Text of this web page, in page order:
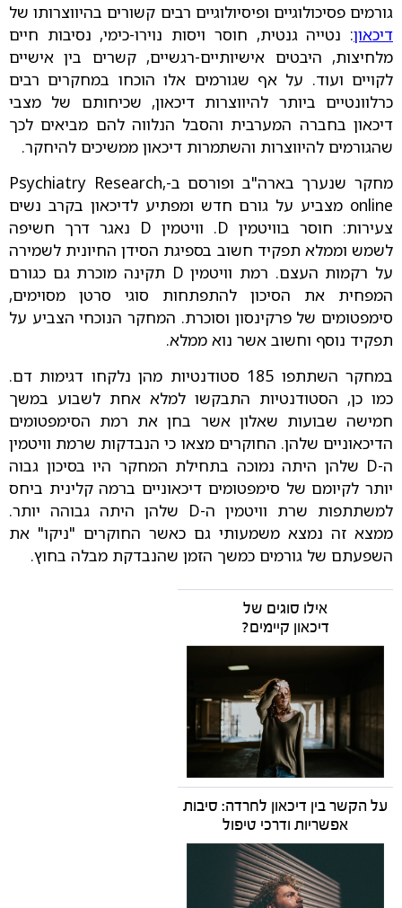
גורמים פסיכולוגיים ופיסיולוגיים רבים קשורים בהיווצרותו של
דיכאון: נטייה גנטית, חוסר ויסות נוירו-כימי, נסיבות חיים
מלחיצות, היבטים אישיותיים-רגשיים, קשרים בין אישיים
לקויים ועוד. על אף שגורמים אלו הוכחו במחקרים רבים
כרלוונטיים ביותר להיווצרות דיכאון, שכיחותם של מצבי
דיכאון בחברה המערבית והסבל הנלווה להם מביאים לכך
שהגורמים להיווצרות והשתמרות דיכאון ממשיכים להיחקר.
מחקר שנערך בארה"ב ופורסם ב-Psychiatry Research,
online מצביע על גורם חדש ומפתיע לדיכאון בקרב נשים
צעירות: חוסר בוויטמין D. וויטמין D נאגר דרך חשיפה
לשמש וממלא תפקיד חשוב בספיגת הסידן החיונית לשמירה
על רקמות העצם. רמת וויטמין D תקינה מוכרת גם כגורם
המפחית את הסיכון להתפתחות סוגי סרטן מסוימים,
סימפטומים של פרקינסון וסוכרת. המחקר הנוכחי הצביע על
תפקיד נוסף וחשוב אשר נוא ממלא.
במחקר השתתפו 185 סטודנטיות מהן נלקחו דגימות דם.
כמו כן, הסטודנטיות התבקשו למלא אחת לשבוע במשך
חמישה שבועות שאלון אשר בחן את רמת הסימפטומים
הדיכאוניים שלהן. החוקרים מצאו כי הנבדקות שרמת וויטמין
ה-D שלהן היתה נמוכה בתחילת המחקר היו בסיכון גבוה
יותר לקיומם של סימפטומים דיכאוניים ברמה קלינית ביחס
למשתתפות שרת וויטמין ה-D שלהן היתה גבוהה יותר.
ממצא זה נמצא משמעותי גם כאשר החוקרים "ניקו" את
השפעתם של גורמים כמשך הזמן שהנבדקת מבלה בחוץ.
אילו סוגים של
דיכאון קיימים?
על הקשר בין דיכאון לחרדה: סיבות
אפשריות ודרכי טיפול